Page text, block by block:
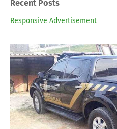
Recent Posts
Responsive Advertisement